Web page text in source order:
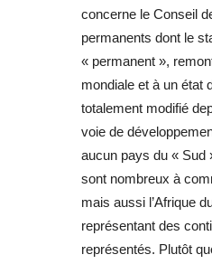
concerne le Conseil
permanents dont le
« permanent »,
mondiale et à un état
totalement modifié
voie de
aucun pays du « Sud
sont nombreux à
mais aussi l’Afrique
représentant des
représentés. Plutôt